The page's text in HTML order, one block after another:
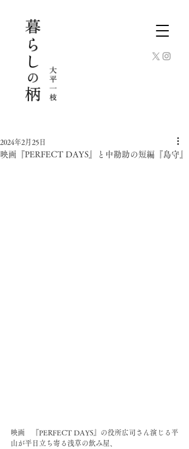
映画『PERFECT DAYS』と中勘助の短編『島守』
2024年2月25日
映画　『PERFECT DAYS』の役所広司さん演じる平
山が平日立ち寄る浅草の飲み屋、